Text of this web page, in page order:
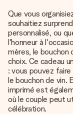
Que vous
souhaitiez
personnalisé, ou
l'honneur à
mères, le bouchon
choix. Ce cadeau
: vous pouvez
le bouchon de vin.
imprimé est
où le couple peut
célébration.